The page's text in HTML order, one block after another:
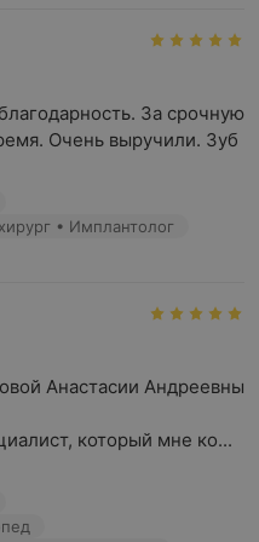
прикусе
зубов в
работа
давление на зубы и
несъёмных
За срочную
Очень выручили. Зуб
• Имплантолог
Анастасии Андреевны
который мне ко...